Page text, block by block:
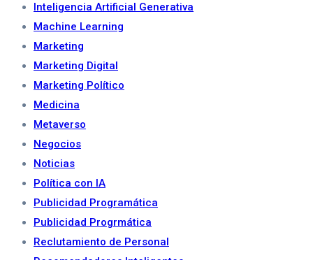
Inteligencia Artificial Generativa
Machine Learning
Marketing
Marketing Digital
Marketing Político
Medicina
Metaverso
Negocios
Noticias
Política con IA
Publicidad Programática
Publicidad Progrmática
Reclutamiento de Personal